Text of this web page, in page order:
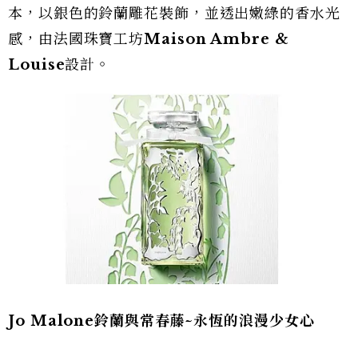
本，以銀色的鈴蘭雕花裝飾，並透出嫩綠的香水光
感，由法國珠寶工坊Maison Ambre &
Louise設計。
Jo Malone鈴蘭與常春藤~永恆的浪漫少女心